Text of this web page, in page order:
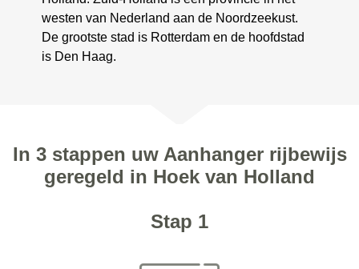
westen van Nederland aan de Noordzeekust.
De grootste stad is Rotterdam en de hoofdstad
is Den Haag.
In 3 stappen uw Aanhanger rijbewijs
geregeld in Hoek van Holland
Stap 1